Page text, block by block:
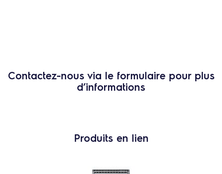
Contactez-nous via le formulaire pour plus
d’informations
Produits en lien